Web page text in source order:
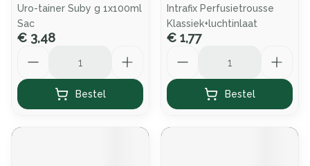
Uro-tainer Suby g 1x100ml
Sac
€ 3,48
Bestel
Intrafix Perfusietrousse
Klassiek+luchtinlaat
€ 1,77
Bestel